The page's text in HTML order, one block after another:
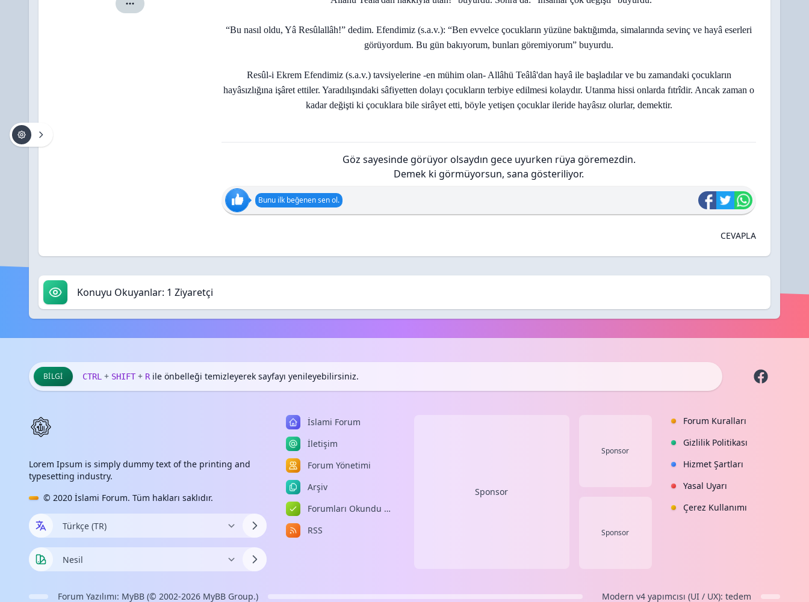
Nazlıcan için ayrıntılar
“Bu nasıl oldu, Yâ Resûlallâh!” dedim. Efendimiz (s.a.v.): “Ben evvelce çocukların yüzüne baktığımda, simalarında sevinç ve hayâ eserleri
görüyordum. Bu gün bakıyorum, bunları göremiyorum” buyurdu.
Resûl-i Ekrem Efendimiz (s.a.v.) tavsiyelerine -en mühim olan- Allâhü Teâlâ'dan hayâ ile başladılar ve bu zamandaki çocukların
hayâsızlığına işâret ettiler. Yaradılışındaki sâfiyetten dolayı çocukların terbiye edilmesi kolaydır. Utanma hissi onlarda fıtrîdir. Ancak zaman o
kadar değişti ki çocuklara bile sirâyet etti, böyle yetişen çocuklar ileride hayâsız olurlar, demektir.
Göz sayesinde görüyor olsaydın gece uyurken rüya göremezdin.
Demek ki görmüyorsun, sana gösteriliyor.
Bunu ilk beğenen sen ol.
CEVAPLA
Konuyu Okuyanlar: 1 Ziyaretçi
BILGI CTRL + SHIFT + Rile önbelleği temizleyerek sayfayı yenileyebilirsiniz.
Lorem Ipsum is simply dummy text of the printing and
typesetting industry.
© 2020 İslami Forum. Tüm hakları saklıdır.
İslami Forum
İletişim
Forum Yönetimi
Arşiv
Forumları Okundu Kabul Et
RSS
Sponsor
Sponsor
Sponsor
Forum Kuralları
Gizlilik Politikası
Hizmet Şartları
Yasal Uyarı
Çerez Kullanımı
Forum Yazılımı: MyBB (© 2002-2026 MyBB Group.) Modern v4yapımcısı (UI / UX): tedem